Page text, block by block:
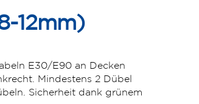
12mm)
E30/E90 an Decken
Mindestens 2 Dübel
Sicherheit dank grünem